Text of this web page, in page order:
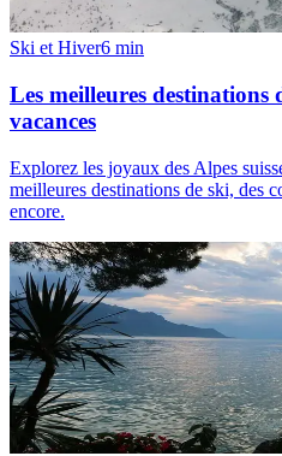
Ski et Hiver6 min
Les meilleures destinations
vacances
Explorez les joyaux des Alpes
meilleures destinations de ski, des
encore.